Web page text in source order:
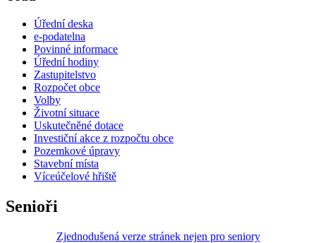
Úřední deska
e-podatelna
Povinné informace
Úřední hodiny
Zastupitelstvo
Rozpočet obce
Volby
Životní situace
Uskutečněné dotace
Investiční akce z rozpočtu obce
Pozemkové úpravy
Stavební místa
Víceúčelové hřiště
Senioři
Zjednodušená verze stránek nejen pro seniory